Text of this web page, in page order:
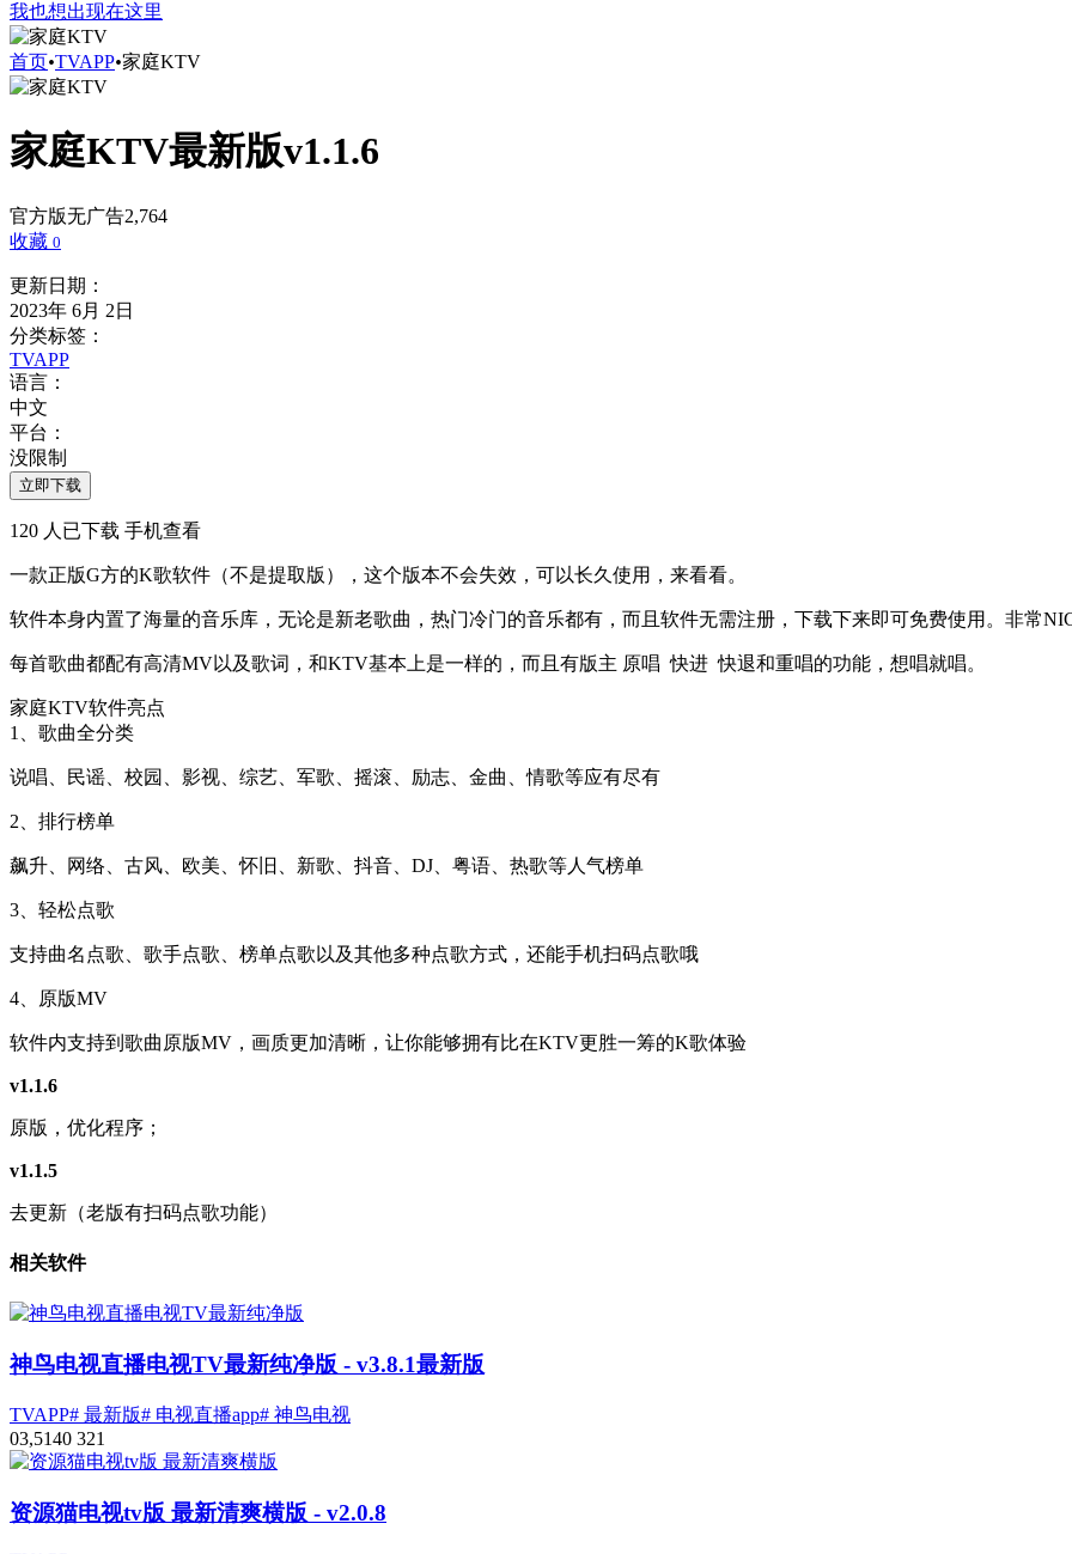
我也想出现在这里
首页•TVAPP•家庭KTV
家庭KTV最新版v1.1.6
官方版无广告2,764
收藏 0
更新日期：
2023年 6月 2日
分类标签：
TVAPP
语言：
中文
平台：
没限制
立即下载
120 人已下载 手机查看
一款正版G方的K歌软件（不是提取版），这个版本不会失效，可以长久使用，来看看。
软件本身内置了海量的音乐库，无论是新老歌曲，热门冷门的音乐都有，而且软件无需注册，下载下来即可免费使用。非常
每首歌曲都配有高清MV以及歌词，和KTV基本上是一样的，而且有版主 原唱 快进 快退和重唱的功能，想唱就唱。
家庭KTV软件亮点
1、歌曲全分类
说唱、民谣、校园、影视、综艺、军歌、摇滚、励志、金曲、情歌等应有尽有
2、排行榜单
飙升、网络、古风、欧美、怀旧、新歌、抖音、DJ、粤语、热歌等人气榜单
3、轻松点歌
支持曲名点歌、歌手点歌、榜单点歌以及其他多种点歌方式，还能手机扫码点歌哦
4、原版MV
软件内支持到歌曲原版MV，画质更加清晰，让你能够拥有比在KTV更胜一筹的K歌体验
v1.1.6
原版，优化程序；
v1.1.5
去更新（老版有扫码点歌功能）
相关软件
神鸟电视直播电视TV最新纯净版 - v3.8.1最新版
TVAPP# 最新版# 电视直播app# 神鸟电视
03,5140 321
资源猫电视tv版 最新清爽横版 - v2.0.8